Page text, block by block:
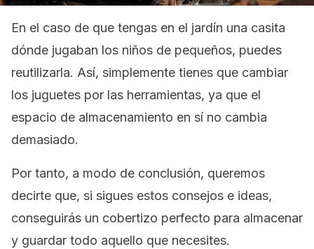
En el caso de que tengas en el jardín una casita
dónde jugaban los niños de pequeños, puedes
reutilizarla. Así, simplemente tienes que cambiar
los juguetes por las herramientas, ya que el
espacio de almacenamiento en sí no cambia
demasiado.
Por tanto, a modo de conclusión, queremos
decirte que, si sigues estos consejos e ideas,
conseguirás un cobertizo perfecto para almacenar
y guardar todo aquello que necesites.